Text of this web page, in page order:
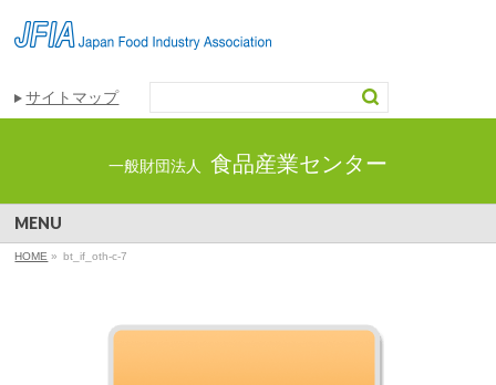
サイトマップ
一般財団法人 食品産業センター
MENU
HOME » bt_if_oth-c-7